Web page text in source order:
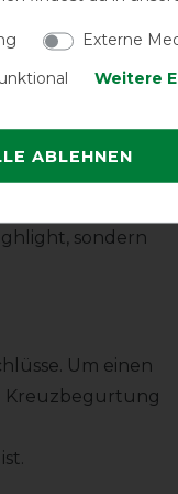
keine
Fell
ist das
wird ein
wird.
Kreuzgurte.
sondern
Um einen
Kreuzbegurtung
Externe
Weitere
ABLEHNEN